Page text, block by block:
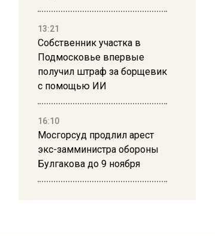
13:21
Собственник участка в
Подмосковье впервые
получил штраф за борщевик
с помощью ИИ
16:10
Мосгорсуд продлил арест
экс-замминистра обороны
Булгакова до 9 ноября